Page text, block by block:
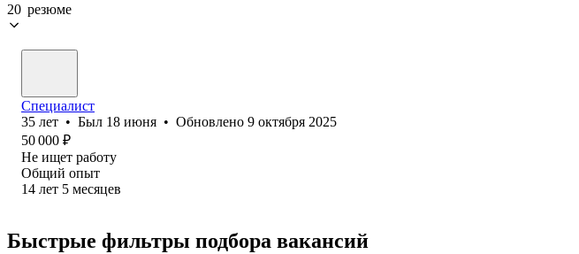
20 резюме
Специалист
35 лет • Был 18 июня • Обновлено 9 октября 2025
50 000 ₽
Не ищет работу
Общий опыт
14 лет 5 месяцев
Быстрые фильтры подбора вакансий